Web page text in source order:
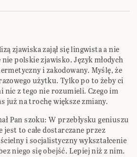
zjawiska zajął się lingwista a nie
polskie zjawisko. Język młodych
i zakodowany. Myślę, że
użytku. Tylko po to żeby ci
nic z tego nie rozumieli. Czego im
już na trochę większe zmiany.
Pan szoku: W przebłysku geniuszu
jest to całe dostarczane przez
i socjalistyczny wykształcenie
niego się obejść. Lepiej niż z nim.